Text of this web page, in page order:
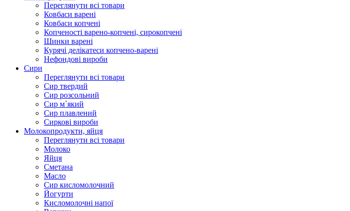
Переглянути всі товари
Ковбаси варені
Ковбаси копчені
Копченості варено-копчені, сирокопчені
Шинки варені
Курячі делікатеси копчено-варені
Нефондові вироби
Сири
Переглянути всі товари
Сир твердий
Сир розсольний
Сир м`який
Сир плавлений
Сиркові вироби
Молокопродукти, яйця
Переглянути всі товари
Молоко
Яйця
Сметана
Масло
Сир кисломолочний
Йогурти
Кисломолочні напої